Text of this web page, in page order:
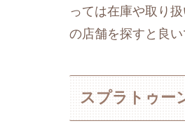
っては在庫や取り
の店舗を探すと良い
スプラトゥー